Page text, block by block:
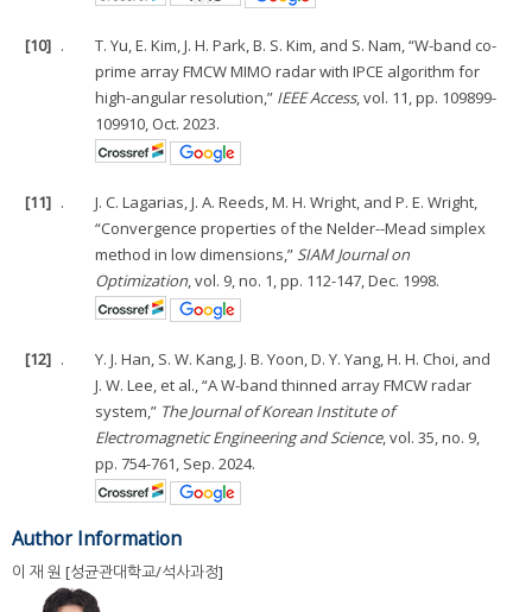
[10] .
T. Yu, E. Kim, J. H. Park, B. S. Kim, and S. Nam, “W-band co-
prime array FMCW MIMO radar with IPCE algorithm for
high-angular resolution,” IEEE Access, vol. 11, pp. 109899-
109910, Oct. 2023.
[11] .
J. C. Lagarias, J. A. Reeds, M. H. Wright, and P. E. Wright,
“Convergence properties of the Nelder--Mead simplex
method in low dimensions,” SIAM Journal on
Optimization, vol. 9, no. 1, pp. 112-147, Dec. 1998.
[12] .
Y. J. Han, S. W. Kang, J. B. Yoon, D. Y. Yang, H. H. Choi, and
J. W. Lee, et al., “A W-band thinned array FMCW radar
system,” The Journal of Korean Institute of
Electromagnetic Engineering and Science, vol. 35, no. 9,
pp. 754-761, Sep. 2024.
Author Information
이 재 원 [성균관대학교/석사과정]